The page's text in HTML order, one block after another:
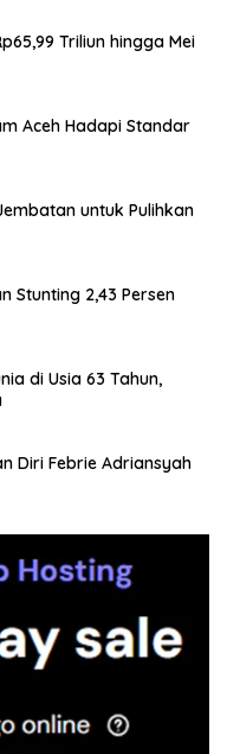
Triliun hingga Mei
Aceh Hadapi Standar
untuk Pulihkan
Stunting 2,43 Persen
di Usia 63 Tahun,
Diri Febrie Adriansyah